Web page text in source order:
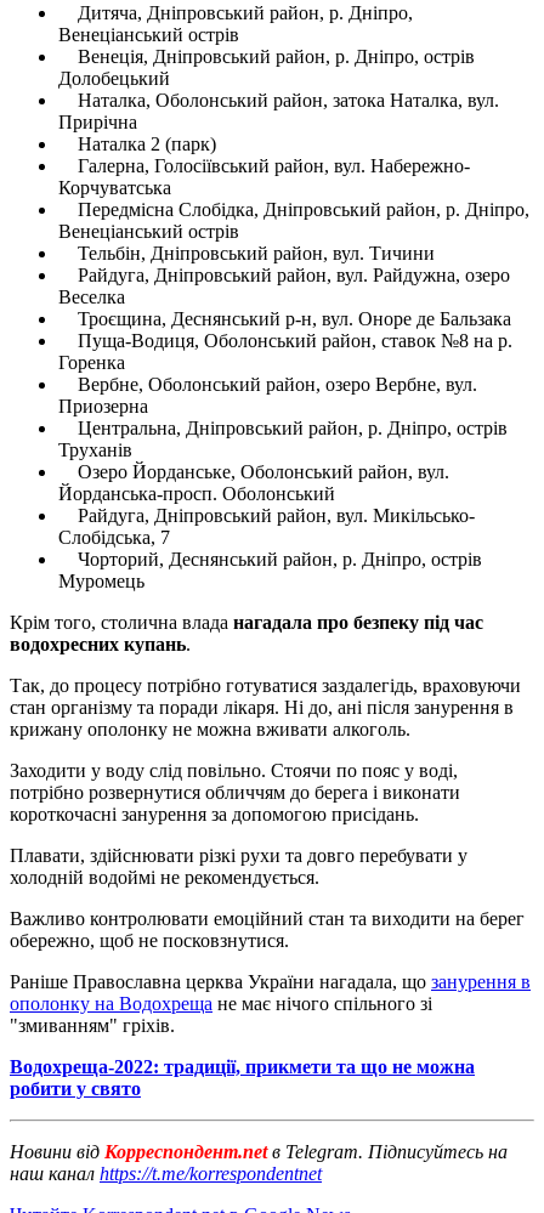
Дитяча, Дніпровський район, р. Дніпро,
Венеціанський острів
Венеція, Дніпровський район, р. Дніпро, острів
Долобецький
Наталка, Оболонський район, затока Наталка, вул.
Прирічна
Наталка 2 (парк)
Галерна, Голосіївський район, вул. Набережно-
Корчуватська
Передмісна Слобідка, Дніпровський район, р. Дніпро,
Венеціанський острів
Тельбін, Дніпровський район, вул. Тичини
Райдуга, Дніпровський район, вул. Райдужна, озеро
Веселка
Троєщина, Деснянський р-н, вул. Оноре де Бальзака
Пуща-Водиця, Оболонський район, ставок №8 на р.
Горенка
Вербне, Оболонський район, озеро Вербне, вул.
Приозерна
Центральна, Дніпровський район, р. Дніпро, острів
Труханів
Озеро Йорданське, Оболонський район, вул.
Йорданська-просп. Оболонський
Райдуга, Дніпровський район, вул. Микільсько-
Слобідська, 7
Чорторий, Деснянський район, р. Дніпро, острів
Муромець
Крім того, столична влада нагадала про безпеку під час
водохресних купань.
Так, до процесу потрібно готуватися заздалегідь, враховуючи
стан організму та поради лікаря. Ні до, ані після занурення в
крижану ополонку не можна вживати алкоголь.
Заходити у воду слід повільно. Стоячи по пояс у воді,
потрібно розвернутися обличчям до берега і виконати
короткочасні занурення за допомогою присідань.
Плавати, здійснювати різкі рухи та довго перебувати у
холодній водоймі не рекомендується.
Важливо контролювати емоційний стан та виходити на берег
обережно, щоб не посковзнутися.
Раніше Православна церква України нагадала, що занурення в
ополонку на Водохреща не має нічого спільного зі
"змиванням" гріхів.
Водохреща-2022: традиції, прикмети та що не можна
робити у свято
Новини від Корреспондент.netв Telegram. Підписуйтесь на
наш канал https://t.me/korrespondentnet